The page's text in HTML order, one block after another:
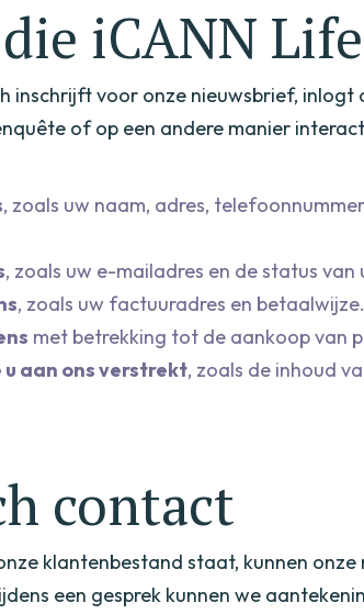
iCANN
inschrijft voor onze nieuwsbrief,
of op een andere manier
, zoals uw naam, adres,
, zoals uw e-mailadres en de status van
, zoals uw factuuradres en betaalwijze.
met betrekking tot de aankoop van
aan ons verstrekt, zoals de inhoud
contact
klantenbestand staat, kunnen
een gesprek kunnen we